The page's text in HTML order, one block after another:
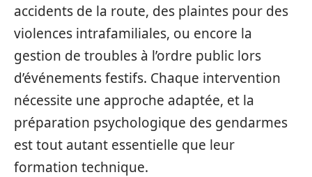
accidents de la route, des plaintes pour des
violences intrafamiliales, ou encore la
gestion de troubles à l’ordre public lors
d’événements festifs. Chaque intervention
nécessite une approche adaptée, et la
préparation psychologique des gendarmes
est tout autant essentielle que leur
formation technique.